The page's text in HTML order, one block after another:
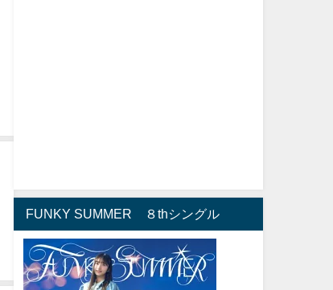
FUNKY SUMMER ８thシングル